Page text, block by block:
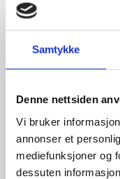
Samtykke
Denne nettsiden
Vi bruker
annonser et
mediefunksjoner og
dessuten
Nokian